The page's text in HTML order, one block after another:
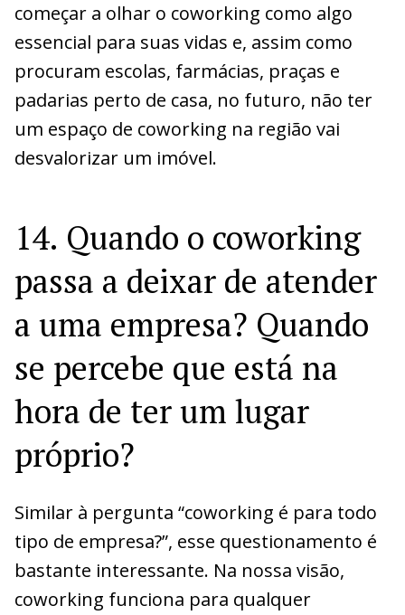
começar a olhar o coworking como algo
essencial para suas vidas e, assim como
procuram escolas, farmácias, praças e
padarias perto de casa, no futuro, não ter
um espaço de coworking na região vai
desvalorizar um imóvel.
14. Quando o coworking
passa a deixar de atender
a uma empresa? Quando
se percebe que está na
hora de ter um lugar
próprio?
Similar à pergunta “coworking é para todo
tipo de empresa?”, esse questionamento é
bastante interessante. Na nossa visão,
coworking funciona para qualquer